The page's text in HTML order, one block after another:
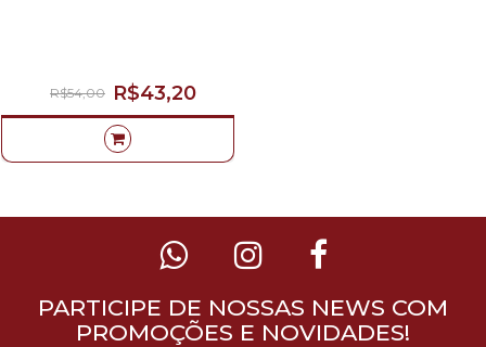
R$43,20
R$54,00
PARTICIPE DE NOSSAS NEWS COM
PROMOÇÕES E NOVIDADES!